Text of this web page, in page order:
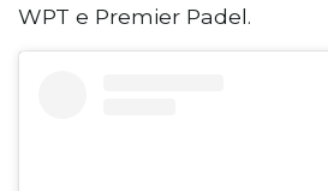
WPT e Premier Padel.